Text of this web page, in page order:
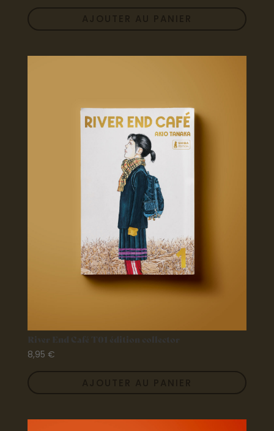
River End Café T01 édition collector
8,95 €